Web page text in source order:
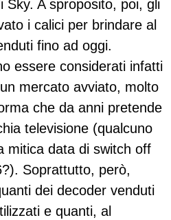
Sky. A sproposito, poi, gli
i calici per brindare al
fino ad oggi.
essere considerati infatti
mercato avviato, molto
che da anni pretende
televisione (qualcuno
mitica data di switch off
Soprattutto, però,
dei decoder venduti
e quanti, al